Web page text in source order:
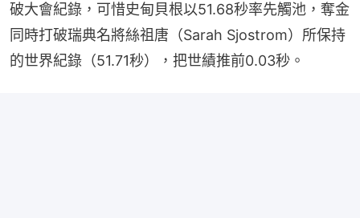
破大會紀錄，可惜史甸貝根以51.68秒率先觸池，奪金
同時打破瑞典名將絲祖唐（Sarah Sjostrom）所保持
的世界紀錄（51.71秒），把世績推前0.03秒。